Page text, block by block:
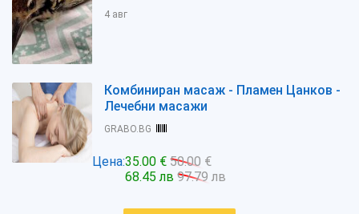
4 авг
Комбиниран масаж - Пламен Цанков -
Лечебни масажи
GRABO.BG
Цена:35.00 € 50.00 €
68.45 лв 97.79 лв